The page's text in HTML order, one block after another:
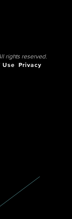
rights reserved.
Use
Privacy